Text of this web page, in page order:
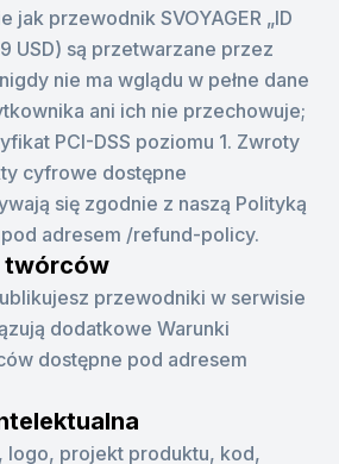
jak przewodnik SVOYAGER „ID
USD) są przetwarzane przez
nie ma wglądu w pełne dane
ani ich nie przechowuje;
PCI-DSS poziomu 1. Zwroty
cyfrowe dostępne
się zgodnie z naszą Polityką
adresem /refund-policy.
twórców
przewodniki w serwisie
dodatkowe Warunki
dostępne pod adresem
logo, projekt produktu, kod,